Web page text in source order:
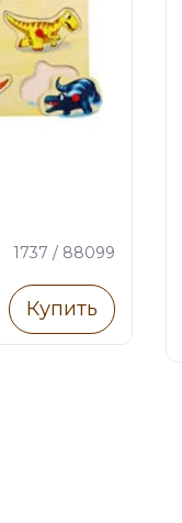
1737 / 88099
Купить